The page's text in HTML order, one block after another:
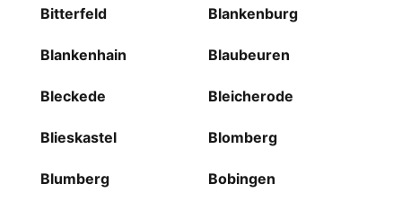
Bitterfeld Blankenburg
Blankenhain Blaubeuren
Bleckede Bleicherode
Blieskastel Blomberg
Blumberg Bobingen